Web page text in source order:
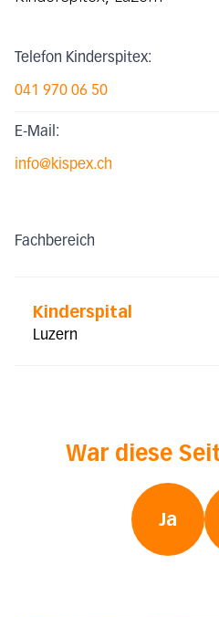
Telefon Kinderspitex:
041 970 06 50
E-Mail:
info@kispex.ch
Fachbereich
Kinderspital
Luzern
War diese
Ja